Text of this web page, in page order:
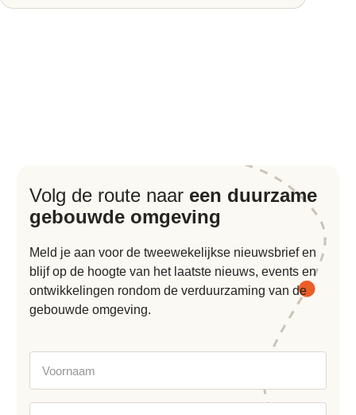
Volg de route naar een duurzame
gebouwde omgeving
Meld je aan voor de tweewekelijkse nieuwsbrief en
blijf op de hoogte van het laatste nieuws, events en
ontwikkelingen rondom de verduurzaming van de
gebouwde omgeving.